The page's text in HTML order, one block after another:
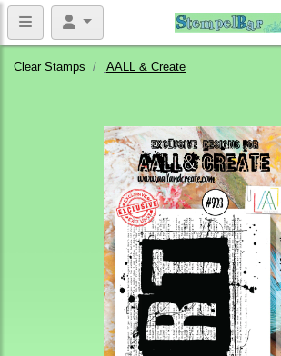
Clear Stamps AALL & Create